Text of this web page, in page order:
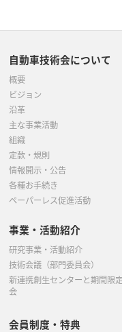
自動車技術会について
概要
ビジョン
沿革
主な事業活動
組織
定款・規則
情報開示・公告
各種お手続き
ペーパーレス促進活動
事業・活動紹介
研究事業・活動紹介
技術会議（部門委員会）
新連携創生センターと期間限
会
会員制度・特典